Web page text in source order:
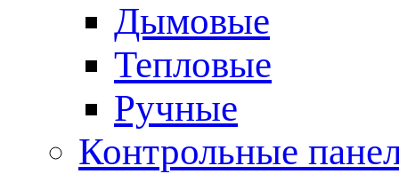
Дымовые
Тепловые
Ручные
Контрольные